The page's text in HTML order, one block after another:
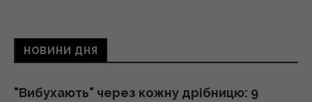
НОВИНИ ДНЯ
"Вибухають" через кожну дрібницю: 9